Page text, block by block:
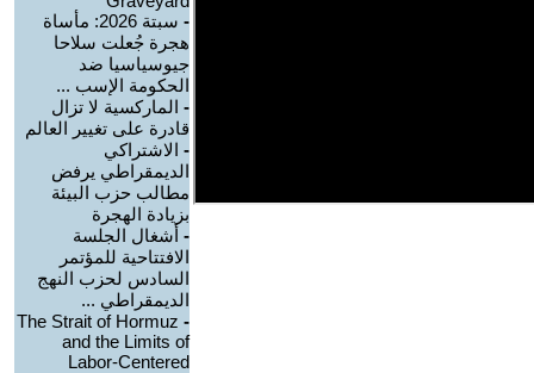
-
سبتة 2026: مأساة
هجرة جُعلت سلاحا
جيوسياسيا ضد
الحكومة الإسب ...
- الماركسية لا تزال
قادرة على تغيير العالم
- الاشتراكي
الديمقراطي يرفض
مطالب حزب البيئة
بزيادة الهجرة
- أشغال الجلسة
الافتتاحية للمؤتمر
السادس لحزب النهج
الديمقراطي ...
-
The Strait of Hormuz
and the Limits of
Labor-Centered